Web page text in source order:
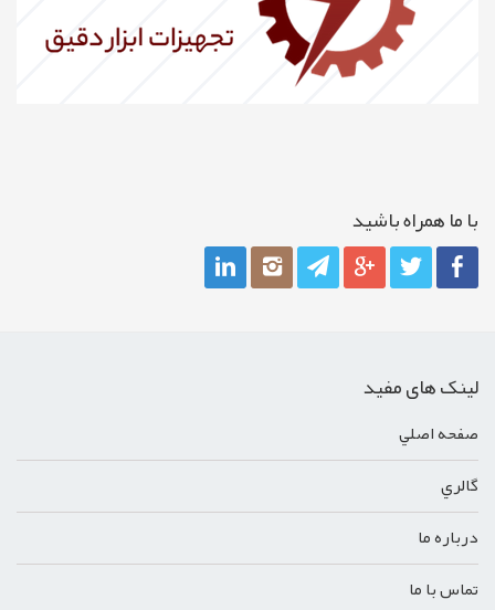
با ما همراه باشيد
لینک های مفید
صفحه اصلي
گالري
درباره ما
تماس با ما